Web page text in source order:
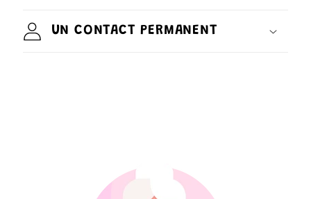
UN CONTACT PERMANENT